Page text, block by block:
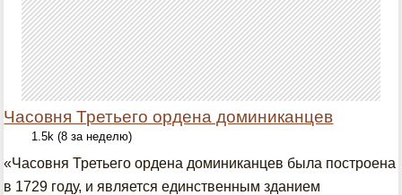
Часовня Третьего ордена доминиканцев
1.5k (8 за неделю)
«Часовня Третьего ордена доминиканцев была построена
в 1729 году, и является единственным зданием